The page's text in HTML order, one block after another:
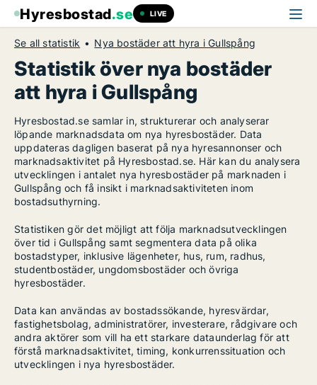
Hyresbostad.se LIVE
Se all statistik Nya bostäder att hyra i Gullspång
Statistik över nya bostäder
att hyra i Gullspång
Hyresbostad.se samlar in, strukturerar och analyserar
löpande marknadsdata om nya hyresbostäder. Data
uppdateras dagligen baserat på nya hyresannonser och
marknadsaktivitet på Hyresbostad.se. Här kan du analysera
utvecklingen i antalet nya hyresbostäder på marknaden i
Gullspång och få insikt i marknadsaktiviteten inom
bostadsuthyrning.
Statistiken gör det möjligt att följa marknadsutvecklingen
över tid i Gullspång samt segmentera data på olika
bostadstyper, inklusive lägenheter, hus, rum, radhus,
studentbostäder, ungdomsbostäder och övriga
hyresbostäder.
Data kan användas av bostadssökande, hyresvärdar,
fastighetsbolag, administratörer, investerare, rådgivare och
andra aktörer som vill ha ett starkare dataunderlag för att
förstå marknadsaktivitet, timing, konkurrenssituation och
utvecklingen i nya hyresbostäder.